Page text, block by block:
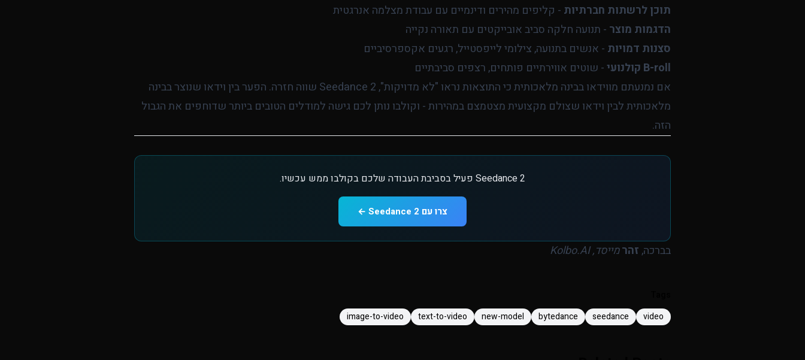
תוכן לרשתות חברתיות - קליפים מהירים ודינמיים עם עבודת מצלמה אנרגטית
הדגמות מוצר - תנועה חלקה סביב אובייקטים עם תאורה נקייה
סצנות דמויות - אנשים בתנועה, צילומי לייפסטייל, רגעים אקספרסיביים
B-roll קולנועי
- שוטים אווירתיים פותחים, רצפים סביבתיים
אם נמנעתם מווידאו בבינה מלאכותית כי התוצאות נראו "לא מדויקות", Seedance 2 שווה חזרה. הפער בין וידאו שנוצר בבינה
מלאכותית לבין וידאו שצולם מקצועית מצטמצם במהירות - וקולבו נותן לכם גישה למודלים הטובים ביותר שדוחפים את הגבול
הזה.
Seedance 2 פעיל בסביבת העבודה שלכם בקולבו ממש עכשיו.
צרו עם Seedance 2 ←
בברכה,זהרמייסד, Kolbo.AI
video
seedance
bytedance
new-model
text-to-video
image-to-video